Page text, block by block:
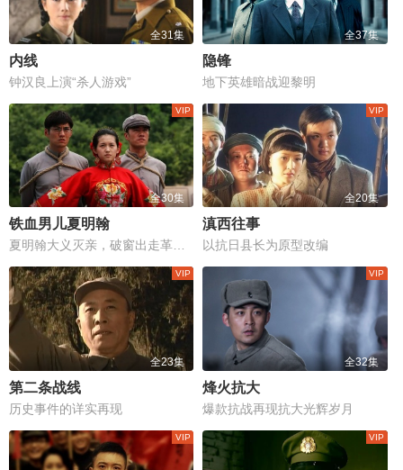
全31集
内线
钟汉良上演“杀人游戏”
全37集
隐锋
地下英雄暗战迎黎明
全30集
铁血男儿夏明翰
全20集
滇西往事
以抗日县长为原型改编
全23集
第二条战线
历史事件的详实再现
全32集
烽火抗大
爆款抗战再现抗大光辉岁月